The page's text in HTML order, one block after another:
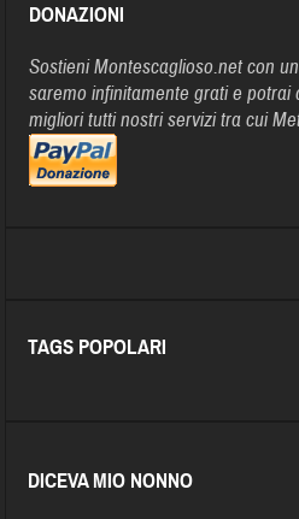
DONAZIONI
Sostieni Montescaglioso.net con
saremo infinitamente grati e
migliori tutti nostri servizi tra cui
TAGS POPOLARI
DICEVA MIO NONNO